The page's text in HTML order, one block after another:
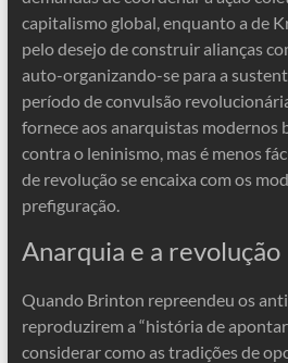
capitalismo global, enquanto a de
pelo desejo de construir alianças
auto-organizando-se para a
período de convulsão
fornece aos anarquistas modernos
contra o leninismo, mas é menos
de revolução se encaixa com os
prefiguração.
Anarquia e a revolução
Quando Brinton repreendeu os
reproduzirem a “história de apontar
considerar como as tradições de